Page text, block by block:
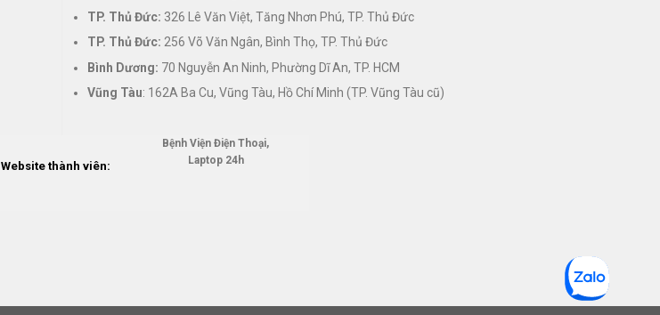
TP. Thủ Đức: 326 Lê Văn Việt, Tăng Nhơn Phú, TP. Thủ Đức
TP. Thủ Đức: 256 Võ Văn Ngân, Bình Thọ, TP. Thủ Đức
Bình Dương: 70 Nguyễn An Ninh, Phường Dĩ An, TP. HCM
Vũng Tàu: 162A Ba Cu, Vũng Tàu, Hồ Chí Minh (TP. Vũng Tàu cũ)
Website thành viên:
Bệnh Viện Điện Thoại,
Laptop 24h